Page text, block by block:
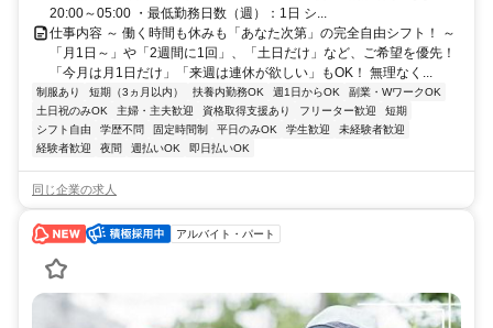
20:00～05:00 ・最低勤務日数（週）：1日 シ...
仕事内容 ～ 働く時間も休みも「あなた次第」の完全自由シフト！ ～
「月1日～」や「2週間に1回」、「土日だけ」など、ご希望を優先！
「今月は月1日だけ」「来週は連休が欲しい」もOK！ 無理なく...
制服あり 短期（3ヵ月以内） 扶養内勤務OK 週1日からOK
副業・WワークOK
土日祝のみOK
主婦・主夫歓迎 資格取得支援あり フリーター歓迎
短期
シフト自由
学歴不問 固定時間制 平日のみOK 学生歓迎
未経験者歓迎
経験者歓迎
夜間 週払いOK 即日払いOK
同じ企業の求人
アルバイト・パート